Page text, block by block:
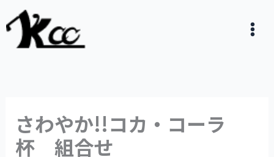
容
さわやか!!コカ・コーラ
杯 組合せ